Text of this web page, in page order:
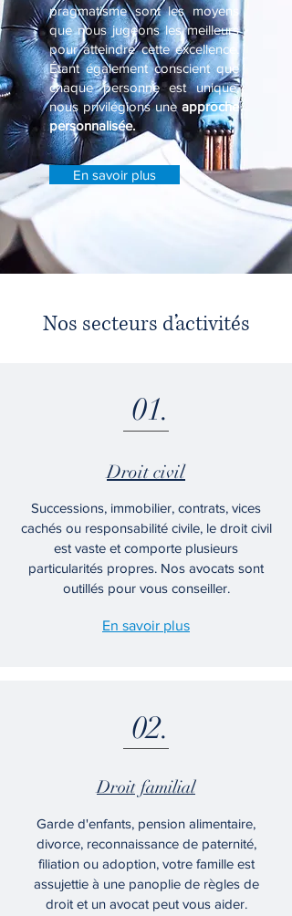
pragmatisme sont les moyens
que nous jugeons les meilleurs
pour atteindre cette excellence.
Étant également conscient que
chaque personne est unique,
nous privilégions une approche
personnalisée.
En savoir plus
Nos secteurs d’activités
01.
Droit civil
Successions, immobilier, contrats, vices
cachés ou responsabilité civile, le droit civil
est vaste et comporte plusieurs
particularités propres. Nos avocats sont
outillés pour vous conseiller.
En savoir plus
02.
Droit familial
Garde d'enfants, pension alimentaire,
divorce, reconnaissance de paternité,
filiation ou adoption, votre famille est
assujettie à une panoplie de règles de
droit et un avocat peut vous aider.